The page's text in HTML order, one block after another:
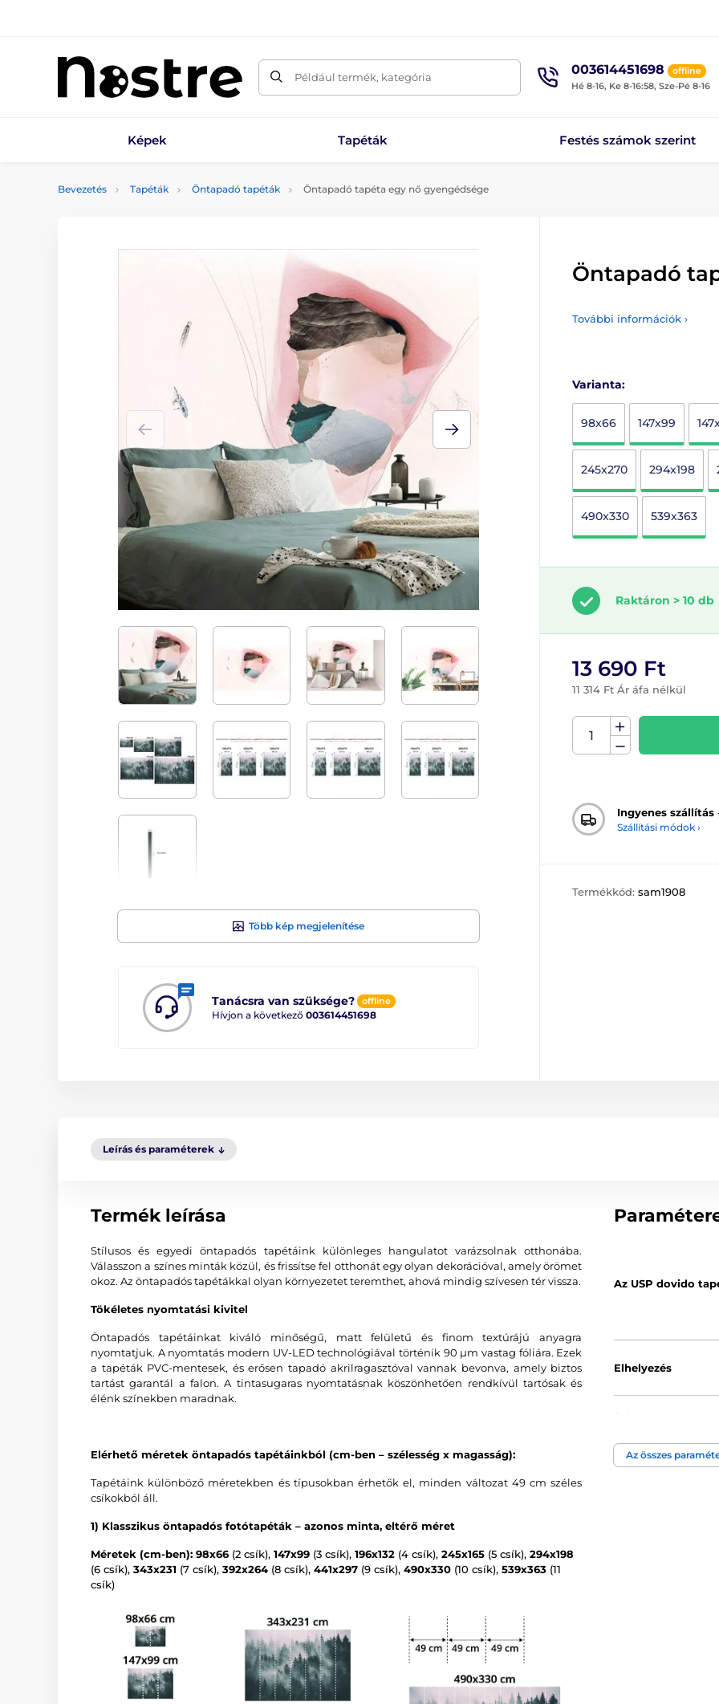
Például termék, kategória 003614451698
offline
Hé 8-16, Ke 8-16:58, Sze-Pé 8-16
Képek Tapéták Festés számok szerint
Bevezetés Tapéták Öntapadó tapéták Öntapadó tapéta egy nő gyengédsége
Több kép megjelenítése
Tanácsra van szüksége? offline
Hívjon a következő 003614451698
Öntapadó
További információk ›
Varianta:
98x66 147x99
245x270 294x198
490x330 539x363
Raktáron > 10 db
13 690 Ft
11 314 Ft Ár áfa nélkül
Ingyenes szállítás
Szállítási módok ›
Termékkód: sam1908
Leírás és paraméterek
Termék leírása
Stílusos és egyedi öntapadós tapétáink különleges hangulatot varázsolnak otthonába.
Válasszon a színes minták közül, és frissítse fel otthonát egy olyan dekorációval, amely örömet
okoz. Az öntapadós tapétákkal olyan környezetet teremthet, ahová mindig szívesen tér vissza.
Tökéletes nyomtatási kivitel
Öntapadós tapétáinkat kiváló minőségű, matt felületű és finom textúrájú anyagra
nyomtatjuk. A nyomtatás modern UV-LED technológiával történik 90 µm vastag fóliára. Ezek
a tapéták PVC-mentesek, és erősen tapadó akrilragasztóval vannak bevonva, amely biztos
tartást garantál a falon. A tintasugaras nyomtatásnak köszönhetően rendkívül tartósak és
élénk színekben maradnak.
Elérhető méretek öntapadós tapétáinkból (cm-ben – szélesség x magasság):
Tapétáink különböző méretekben és típusokban érhetők el, minden változat 49 cm széles
csíkokból áll.
1) Klasszikus öntapadós fotótapéták – azonos minta, eltérő méret
Méretek (cm-ben): 98x66 (2 csík), 147x99 (3 csík), 196x132 (4 csík), 245x165 (5 csík), 294x198
(6 csík), 343x231 (7 csík), 392x264 (8 csík), 441x297 (9 csík), 490x330 (10 csík), 539x363 (11
csík)
Az USP dovido
Elhelyezés
Tapéta
Az összes